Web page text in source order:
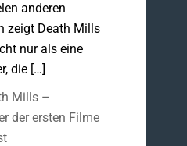
anderen
zeigt Death Mills
nur als eine
die […]
Mills –
der ersten Filme